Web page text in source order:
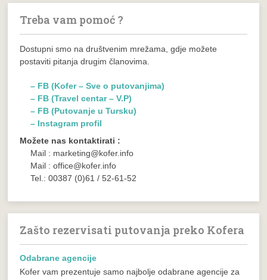
Treba vam pomoć ?
Dostupni smo na društvenim mrežama, gdje možete
postaviti pitanja drugim članovima.
– FB (Kofer – Sve o putovanjima)
– FB (Travel centar – V.P)
– FB (Putovanje u Tursku)
– Instagram profil
Možete nas kontaktirati :
Mail : marketing@kofer.info
Mail : office@kofer.info
Tel.: 00387 (0)61 / 52-61-52
Zašto rezervisati putovanja preko Kofera
Odabrane agencije
Kofer vam prezentuje samo najbolje odabrane agencije za